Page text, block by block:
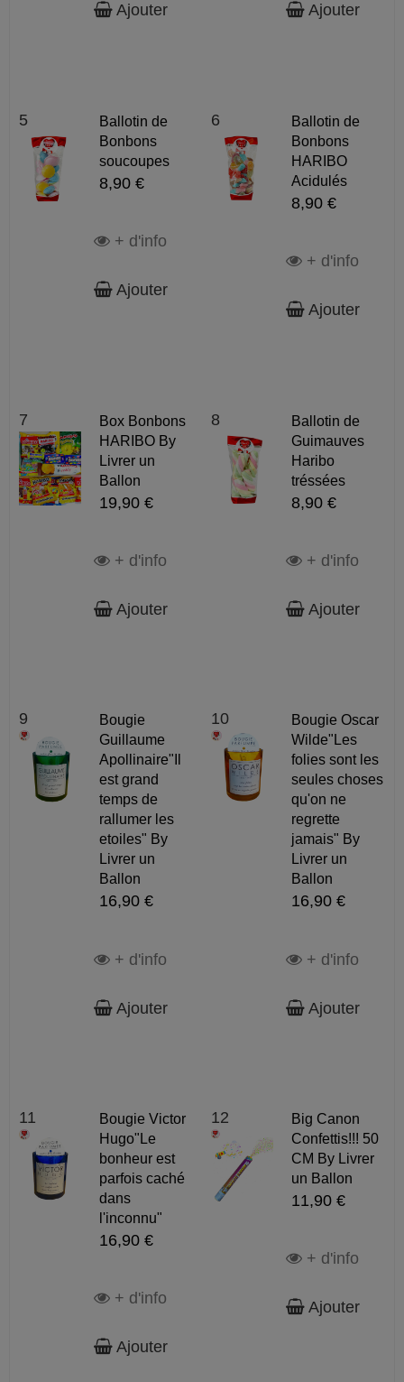
Ajouter Ajouter
5
Ballotin de
Bonbons
soucoupes
8,90 €
+ d'info
Ajouter
6
Ballotin de
Bonbons
HARIBO
Acidulés
8,90 €
+ d'info
Ajouter
7
Box Bonbons
HARIBO By
Livrer un
Ballon
19,90 €
+ d'info
Ajouter
8
Ballotin de
Guimauves
Haribo
tréssées
8,90 €
+ d'info
Ajouter
9
Bougie
Guillaume
Apollinaire"Il
est grand
temps de
rallumer les
etoiles" By
Livrer un
Ballon
16,90 €
+ d'info
Ajouter
10
Bougie Oscar
Wilde"Les
folies sont les
seules choses
qu'on ne
regrette
jamais" By
Livrer un
Ballon
16,90 €
+ d'info
Ajouter
11
Bougie Victor
Hugo"Le
bonheur est
parfois caché
dans
l'inconnu"
16,90 €
+ d'info
Ajouter
12
Big Canon
Confettis!!! 50
CM By Livrer
un Ballon
11,90 €
+ d'info
Ajouter